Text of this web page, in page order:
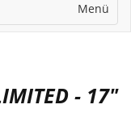
Menü
- 17"